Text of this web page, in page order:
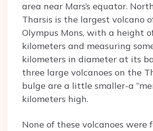
area near Mars’s equator.
Tharsis is the largest volcano
Olympus Mons, with a height
kilometers and measuring
kilometers in diameter at its
three large volcanoes on the
bulge are a little smaller-a
kilometers high.
None of these volcanoes were